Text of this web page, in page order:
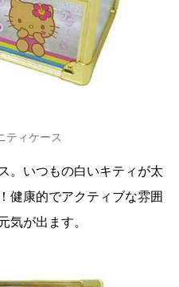
ティケース
。いつもの白いキティが太
健康的でアクティブな雰囲
気が出ます。